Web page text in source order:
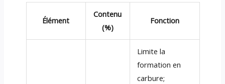
Élément
Contenu
(%)
Fonction
Limite la
formation en
carbure;